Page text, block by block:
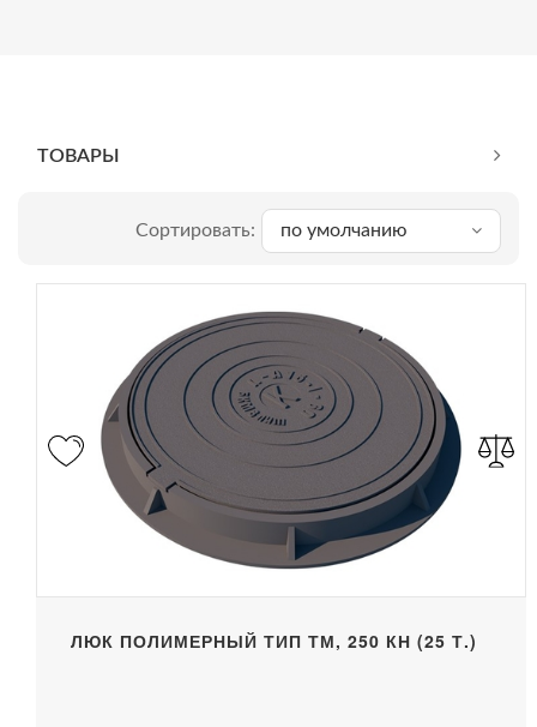
ТОВАРЫ
Сортировать: по умолчанию
ЛЮК ПОЛИМЕРНЫЙ ТИП ТМ, 250 КН (25 Т.)